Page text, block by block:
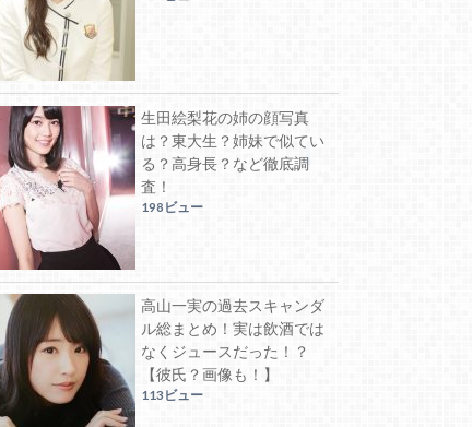
生田絵梨花の姉の顔写真
は？東大生？姉妹で似てい
る？高身長？など徹底調
査！
198ビュー
高山一実の過去スキャンダ
ル総まとめ！実は飲酒では
なくジュースだった！？
【彼氏？画像も！】
113ビュー